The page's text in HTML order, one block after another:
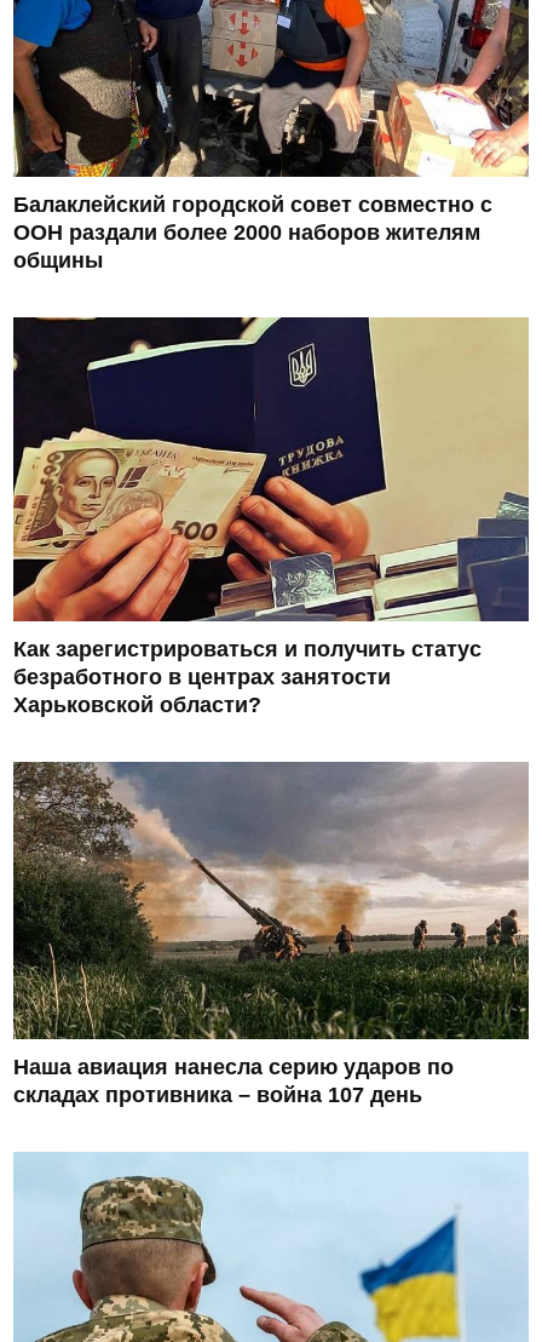
Балаклейский городской совет совместно с
ООН раздали более 2000 наборов жителям
общины
Как зарегистрироваться и получить статус
безработного в центрах занятости
Харьковской области?
Наша авиация нанесла серию ударов по
складах противника – война 107 день